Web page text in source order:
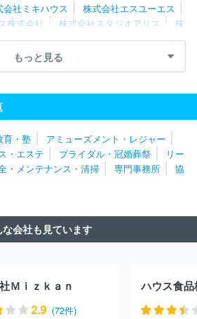
会社ミキハウス
株式会社エスユーエス
株式会社
株式会社スタジオアリス
株
ルディングス
株式会社タナベコンサル
ドーグループホールディングス株式会社
クノフォート
ニッコンホールディング
ｎ合同会社
ン
株式会社トリート
日揮ホールディ
産レジデンシャルサービス株式会社
株
社ワールドストアパートナーズ
株式会
株式会社ジャステック
株式会社第
社チェッカーサポート
株式会社ベルパーク
株式会社ＢＲＥＸ
ＮＧＢ株式会社
株式会社ジェイエイ
ース環境サービス株式会社
グリーホー
もっと見る
育・塾
アミューズメント・レジャー
・エステ
ブライダル・冠婚葬祭
リー
・メンテナンス・清掃 専門事務所
協
会社も見ています
Ｍｉｚｋａｎ
2.9 (72件)
ハウス食